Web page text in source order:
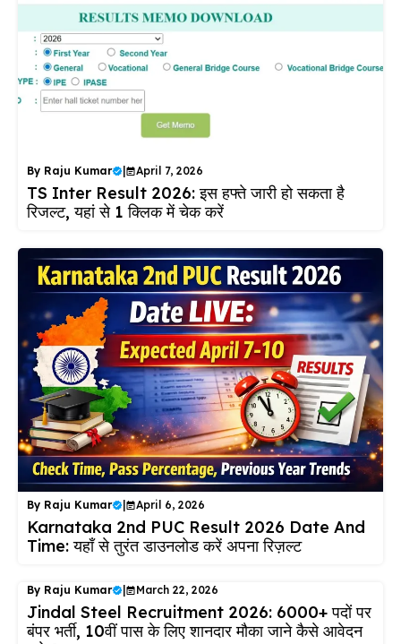
By Raju Kumar April 7, 2026
TS Inter Result 2026: इस हफ्ते जारी हो सकता है
रिजल्ट, यहां से 1 क्लिक में चेक करें
By Raju Kumar April 6, 2026
Karnataka 2nd PUC Result 2026 Date And
Time: यहाँ से तुरंत डाउनलोड करें अपना रिज़ल्ट
By Raju Kumar March 22, 2026
Jindal Steel Recruitment 2026: 6000+ पदों पर
बंपर भर्ती, 10वीं पास के लिए शानदार मौका जाने कैसे आवेदन